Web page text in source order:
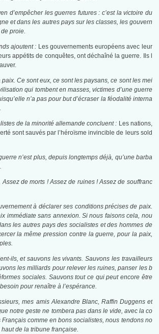
d’empêcher les guerres futures : c’est la victoire du
et dans les autres pays sur les classes, les gouvern
proie.
ajoutent : Les gouvernements européens avec leur
appétits de conquêtes, ont déchaîné la guerre. Ils l
Ce sont eux, ce sont les paysans, ce sont les mei
qui tombent en masses, victimes d’une guerre
n’a pas pour but d’écraser la féodalité interna
de la minorité allemande concluent : Les nations,
sont sauvés par l’héroïsme invincible de leurs sold
n’est plus, depuis longtemps déjà, qu’une barba
de morts ! Assez de ruines ! Assez de souffranc
à déclarer ses conditions précises de paix.
immédiate sans annexion. Si nous faisons cela, nou
les autres pays des socialistes et des hommes de
la même pression contre la guerre, pour la paix,
ils, et sauvons les vivants. Sauvons les travailleurs
les milliards pour relever les ruines, panser les b
sociales. Sauvons tout ce qui peut encore être
pour renaître à l’espérance.
mes amis Alexandre Blanc, Raffin Duggens et
notre geste ne tombera pas dans le vide, avec la co
Français comme en bons socialistes, nous tendons no
de la tribune française.